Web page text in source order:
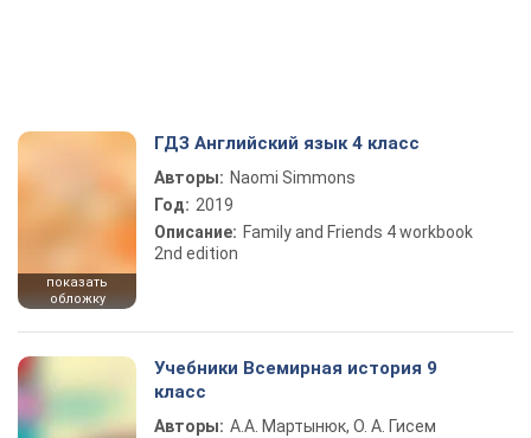
показать
обложку
ГДЗ Английский язык 4 класс
Авторы: Naomi Simmons
Год: 2019
Описание: Family and Friends 4 workbook
2nd edition
Учебники Всемирная история 9
класс
Авторы: А.А. Мартынюк, О. А. Гисем